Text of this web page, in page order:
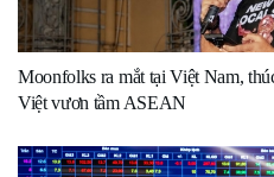
Moonfolks ra mắt tại Việt Nam,
Việt vươn tầm ASEAN